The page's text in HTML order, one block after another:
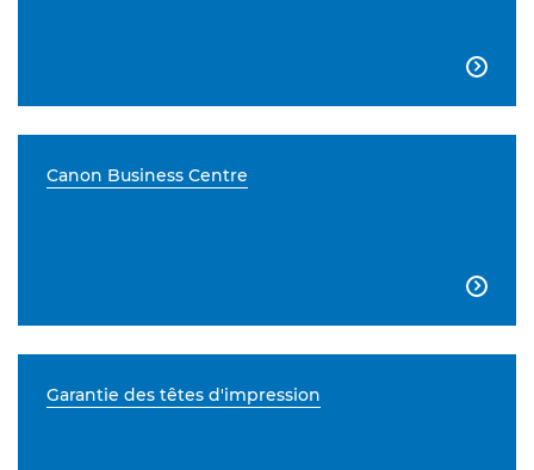

Canon Business Centre

Garantie des têtes d'impression